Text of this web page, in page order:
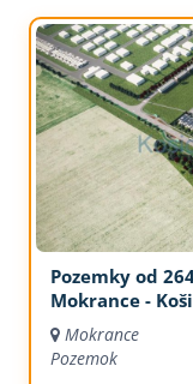
Pozemky od
Mokrance -
Mokrance
Pozemok